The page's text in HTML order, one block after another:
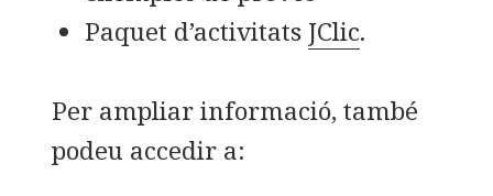
Paquet d’activitats JClic.
Per ampliar informació, també
podeu accedir a: